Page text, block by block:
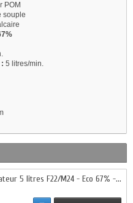
POM
souple
5 litres/min.
5 litres F22/M24 - Eco 67% -...